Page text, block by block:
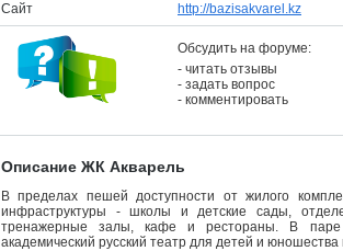
Сайт http://bazisakvarel.kz
Обсудить на форуме:
- читать отзывы
- задать вопрос
- комментировать
Описание ЖК Акварель
В пределах пешей доступности от жилого
инфраструктуры - школы и детские сады,
тренажерные залы, кафе и рестораны. В паре
академический русский театр для детей и